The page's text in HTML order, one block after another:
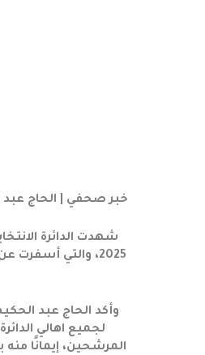
خبر صحفي | الحاج عبد الحكيم
شهدت الدائرة
2025، والتي
وأكد الحاج عبد
لجميع اهالي
المرشحين، إيمانًا